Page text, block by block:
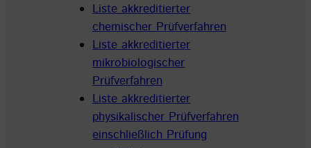
Liste akkreditierter
chemischer Prüfverfahren
Liste akkreditierter
mikrobiologischer
Prüfverfahren
Liste akkreditierter
physikalischer Prüfverfahren
einschließlich Prüfung